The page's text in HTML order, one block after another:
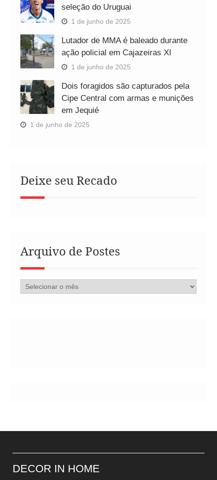
seleção do Uruguai
1 de junho de 2025
Lutador de MMA é baleado durante
ação policial em Cajazeiras XI
1 de junho de 2025
Dois foragidos são capturados pela
Cipe Central com armas e munições
em Jequié
1 de junho de 2025
Deixe seu Recado
Arquivo de Postes
Arquivo
de
DECOR IN HOME